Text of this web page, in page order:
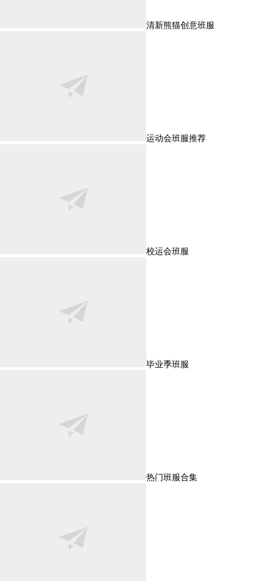
清新熊猫创意班服
运动会班服推荐
校运会班服
毕业季班服
热门班服合集